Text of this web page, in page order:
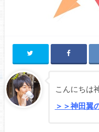
こんにちは
＞＞神田翼